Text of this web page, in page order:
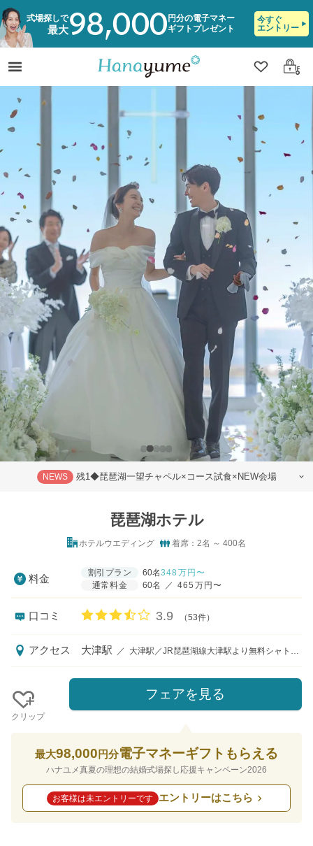
式場探しで
最大98,000 円分の電子マネー
ギフトプレゼント
今すぐ
エントリー
クリップ
ログ
NEWS 残1◆琵琶湖一望チャペル×コース試食×NEW会場
琵琶湖ホテル
ホテルウエディング 着席：2名 ～ 400名
料金
割引プラン 60名348 万円〜
通常料金
60名 ／ 465万円〜
口コミ 口コミ評価
3.9 （53件）
アクセス 大津駅 ／ 大津駅／JR琵琶湖線大津駅より無料シャトルバスで約5分（徒歩約10分）、京阪京津線びわ湖浜大津駅より徒歩約5分 大津駅よりタクシーで約3分 名神高速道路大津ICより車で約5分、
クリップ
フェアを見る
最大98,000 円分電子マネーギフトもらえる
ハナユメ真夏の理想の結婚式場探し応援キャンペーン2026
お客様は未エントリーです エントリーはこちら